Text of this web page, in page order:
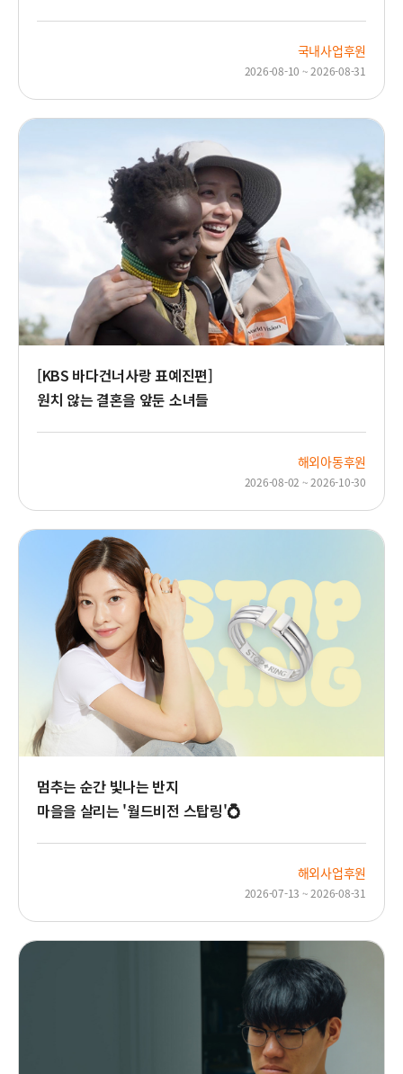
국내사업후원
2026-08-10 ~ 2026-08-31
[KBS 바다건너사랑 표예진편]
원치 않는 결혼을 앞둔 소녀들
해외아동후원
2026-08-02 ~ 2026-10-30
멈추는 순간 빛나는 반지
마을을 살리는 '월드비전 스탑링'💍
해외사업후원
2026-07-13 ~ 2026-08-31